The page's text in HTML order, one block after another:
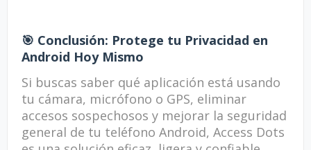
🎯 Conclusión: Protege tu Privacidad en
Android Hoy Mismo
Si buscas saber qué aplicación está usando
tu cámara, micrófono o GPS, eliminar
accesos sospechosos y mejorar la seguridad
general de tu teléfono Android, Access Dots